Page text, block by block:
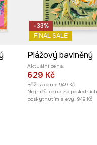
-33%
FINAL SALE
Plážový bavlněný
Aktuální cena:
629 Kč
Běžná cena: 949 Kč
Nejnižší cena za
poskytnutím slevy: 949 Kč